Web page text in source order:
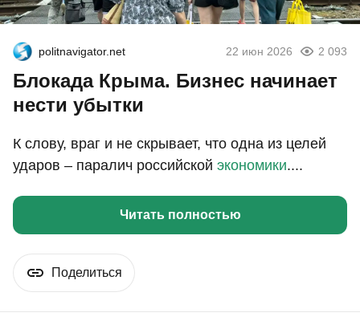
politnavigator.net 22 июн 2026 2 093
Блокада Крыма. Бизнес начинает
нести убытки
К слову, враг и не скрывает, что одна из целей
ударов – паралич российской экономики....
Читать полностью
Поделиться